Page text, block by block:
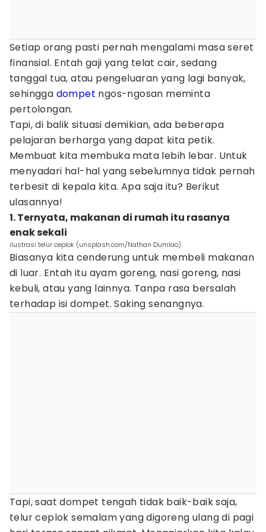
Setiap orang pasti pernah mengalami masa seret
finansial. Entah gaji yang telat cair, sedang
tanggal tua, atau pengeluaran yang lagi banyak,
sehingga dompet ngos-ngosan meminta
pertolongan.
Tapi, di balik situasi demikian, ada beberapa
pelajaran berharga yang dapat kita petik.
Membuat kita membuka mata lebih lebar. Untuk
menyadari hal-hal yang sebelumnya tidak pernah
terbesit di kepala kita. Apa saja itu? Berikut
ulasannya!
1. Ternyata, makanan di rumah itu rasanya
enak sekali
ilustrasi telur ceplok (unsplash.com/Nathan Dumlao)
Biasanya kita cenderung untuk membeli makanan
di luar. Entah itu ayam goreng, nasi goreng, nasi
kebuli, atau yang lainnya. Tanpa rasa bersalah
terhadap isi dompet. Saking senangnya.
Tapi, saat dompet tengah tidak baik-baik saja,
telur ceplok semalam yang digoreng ulang di pagi